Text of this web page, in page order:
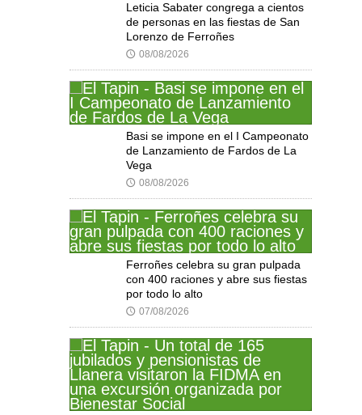
Leticia Sabater congrega a cientos
de personas en las fiestas de San
Lorenzo de Ferroñes
🕔 08/08/2026
Basi se impone en el I Campeonato
de Lanzamiento de Fardos de La
Vega
🕔 08/08/2026
Ferroñes celebra su gran pulpada
con 400 raciones y abre sus fiestas
por todo lo alto
🕔 07/08/2026